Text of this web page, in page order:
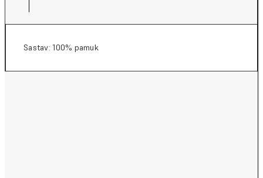
Sastav: 100% pamuk